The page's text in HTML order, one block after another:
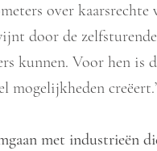
over
door de
kunnen. Voor hen is
mogelijkheden creëert.’
met industrieën